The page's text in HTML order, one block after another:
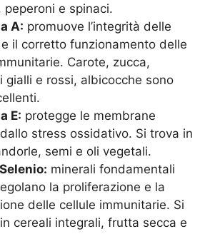
peperoni e spinaci.
A: promuove l’integrità delle
il corretto funzionamento delle
Carote, zucca,
gialli e rossi, albicocche sono
E: protegge le membrane
stress ossidativo. Si trova in
semi e oli vegetali.
minerali fondamentali
la proliferazione e la
delle cellule immunitarie. Si
cereali integrali, frutta secca e